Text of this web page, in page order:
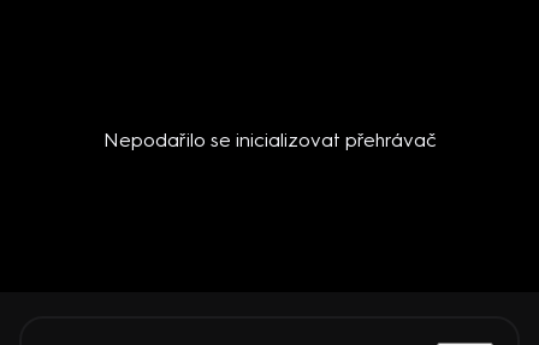
Nepodařilo se inicializovat přehrávač